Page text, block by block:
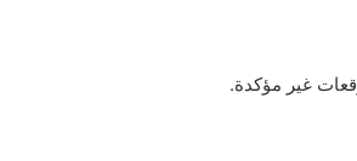
غير مؤكدة.